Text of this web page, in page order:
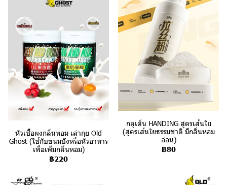
หัวเชื้อผงกลิ่นหอม เล่ากุย Old
Ghost (ใช้กับขนมปังหรือหัวอาหาร
เพื่อเพิ่มกลิ่นหอม)
฿220
กลูเต็น HANDING สูตรเส้นใย
(สูตรเส้นใยธรรมชาติ มีกลิ่นหอม
อ่อน)
฿80